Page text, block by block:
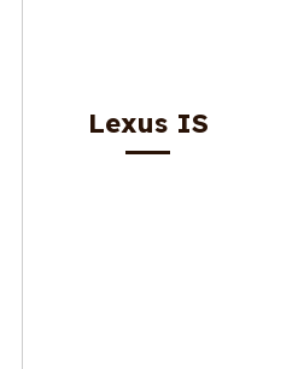
Lexus IS